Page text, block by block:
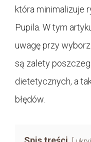
która minimalizuje
Pupila. W tym
uwagę przy
są zalety
dietetycznych, a
błędów.